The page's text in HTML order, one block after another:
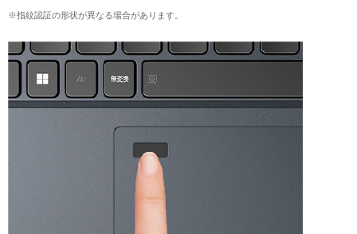
※指紋認証の形状が異なる場合があります。